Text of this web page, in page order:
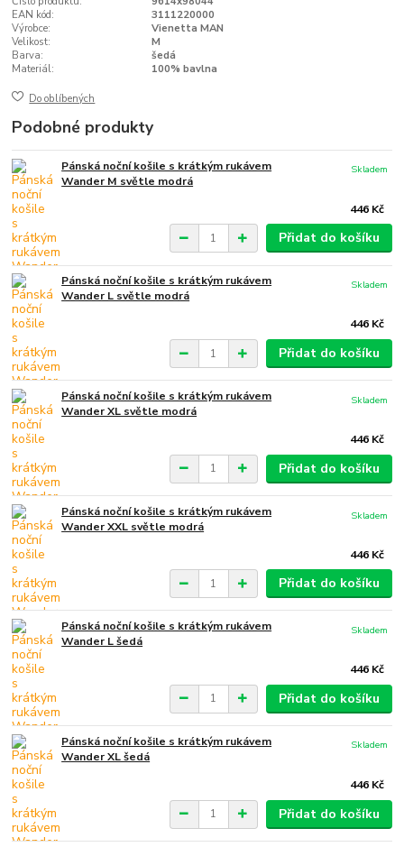
EAN kód:
3111220000
Výrobce:
Vienetta MAN
Velikost:
M
Barva:
šedá
Materiál:
100% bavlna
Do oblíbených
Podobné produkty
Pánská noční košile s krátkým rukávem
Wander M světle modrá
446 Kč
Skladem
Přidat do košíku
Pánská noční košile s krátkým rukávem
Wander L světle modrá
446 Kč
Skladem
Přidat do košíku
Pánská noční košile s krátkým rukávem
Wander XL světle modrá
446 Kč
Skladem
Přidat do košíku
Pánská noční košile s krátkým rukávem
Wander XXL světle modrá
446 Kč
Skladem
Přidat do košíku
Pánská noční košile s krátkým rukávem
Wander L šedá
446 Kč
Skladem
Přidat do košíku
Pánská noční košile s krátkým rukávem
Wander XL šedá
446 Kč
Skladem
Přidat do košíku